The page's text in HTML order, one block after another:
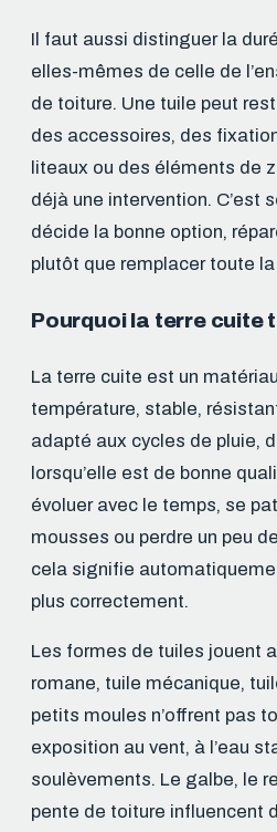
Il faut aussi distinguer la
elles-mêmes de celle de
de toiture. Une tuile peut
des accessoires, des
liteaux ou des éléments de
déjà une intervention. C’est
décide la bonne option,
plutôt que remplacer toute
Pourquoi la terre cuite
La terre cuite est un
température, stable,
adapté aux cycles de pluie,
lorsqu’elle est de bonne
évoluer avec le temps, se
mousses ou perdre un peu
cela signifie
plus correctement.
Les formes de tuiles jouent
romane, tuile mécanique,
petits moules n’offrent pas
exposition au vent, à l’eau
soulèvements. Le galbe, le
pente de toiture influencent